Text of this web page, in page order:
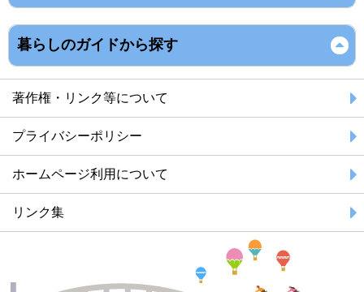
暮らしのガイドから探す
著作権・リンク等について
プライバシーポリシー
ホームページ利用について
リンク集